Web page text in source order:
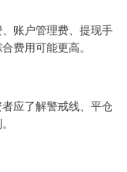
账户管理费、提现手
费用可能更高。
应了解警戒线、平仓